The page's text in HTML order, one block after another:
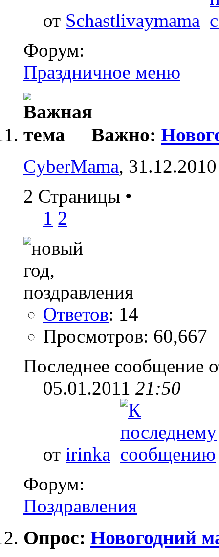
от Schastlivaymama
Форум:
Праздничное меню
Важно:
CyberMama,
2 Страницы •
1 2
Ответов: 14
Просмотров: 60,667
Последнее сообщение
05.01.2011 21:50
от irinka
Форум:
Поздравления
Опрос: Новогодний